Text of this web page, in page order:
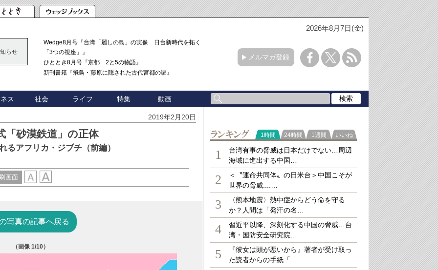
2026年8月7日(金)
らせ
Wedge8月号『台湾「麗しの島」の実像 日台新時代を拓く
「3つの視座」』
ひととき8月号『京都 2と5の物語』
新刊書籍『飛鳥・藤原に隠された古代宮都の謎』
メルマガ登録
ス 社会 ライフ 特集 動画
2019年2月20日
「砂漠鉄道」の正体
るアフリカ・ジブチ（前編）
画面
写真の記事へ戻る
（画像 1/10）
写真上：町の中心部にあるバスターミナル、写真下：バスターミナルに隣接するバザール（
ラ
1時間 24時間 1週間 いいね
1
台湾有事の脅威は日本だけでない…周辺
海域に進出する中国…
2
＜〝運命共同体〟の日米台＞中国こそが
世界の脅威....…
3
〈熊本地震〉熱中症からどう命を守る
か？人間は「発汗の名…
4
習近平以降、深刻化する中国の脅威…台
湾・国防安全研究院…
5
『彼女は頭が悪いから』著者が受け取っ
た読者からの手紙「…